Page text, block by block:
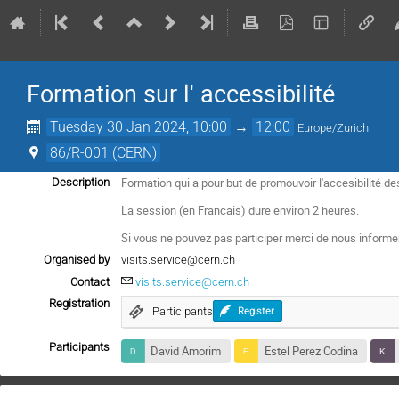
Formation sur l' accessibilité
Tuesday 30 Jan 2024, 10:00 → 12:00 Europe/Zurich
86/R-001 (CERN)
Description
Formation qui a pour but de promouvoir l'accesibilité
La session (en Francais) dure environ 2 heures.
Si vous ne pouvez pas participer merci de nous
Organised by
visits.service@cern.ch
Contact
visits.service@cern.ch
Registration
Participants Register
Participants David Amorim Estel Perez Codina